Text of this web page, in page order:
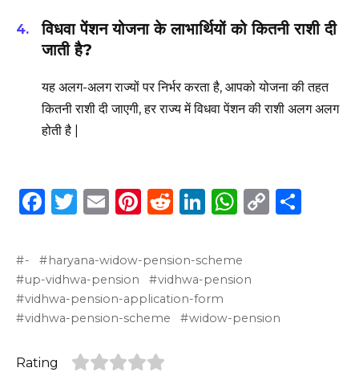
विधवा पेंशन योजना के लाभार्थियों को कितनी राशी दी
जाती है?
यह अलग-अलग राज्यों पर निर्भर करता है, आपको योजना की तहत
कितनी राशी दी जाएगी, हर राज्य में विधवा पेंशन की राशी अलग अलग
होती है |
F
c
e
b
o
o
T
it
te
r
E
ai
l
Pi
te
re
st
R
d
di
t
Li
k
e
dI
n
W
a
ts
p
C
n
-
haryana-widow-pension-scheme
up-vidhwa-pension
vidhwa-pension
vidhwa-pension-application-form
vidhwa-pension-scheme
widow-pension
Rating